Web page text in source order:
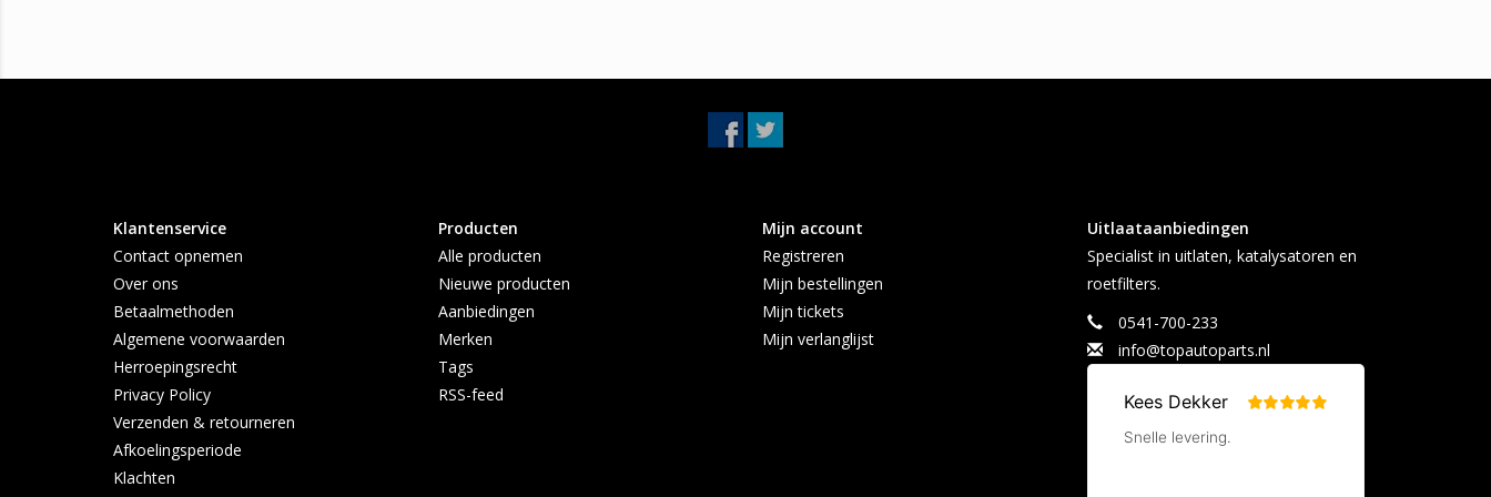
Montagematerialen zijn onderaan bij te bestellen en zijn zeer scherp geprijsd.
Klantenservice
Contact opnemen
Over ons
Betaalmethoden
Algemene voorwaarden
Herroepingsrecht
Privacy Policy
Verzenden & retourneren
Afkoelingsperiode
Klachten
Producten
Alle producten
Nieuwe producten
Aanbiedingen
Merken
Tags
RSS-feed
Mijn account
Registreren
Mijn bestellingen
Mijn tickets
Mijn verlanglijst
Uitlaataanbiedingen
Specialist in uitlaten, katalysatoren en
roetfilters.
0541-700-233
info@topautoparts.nl